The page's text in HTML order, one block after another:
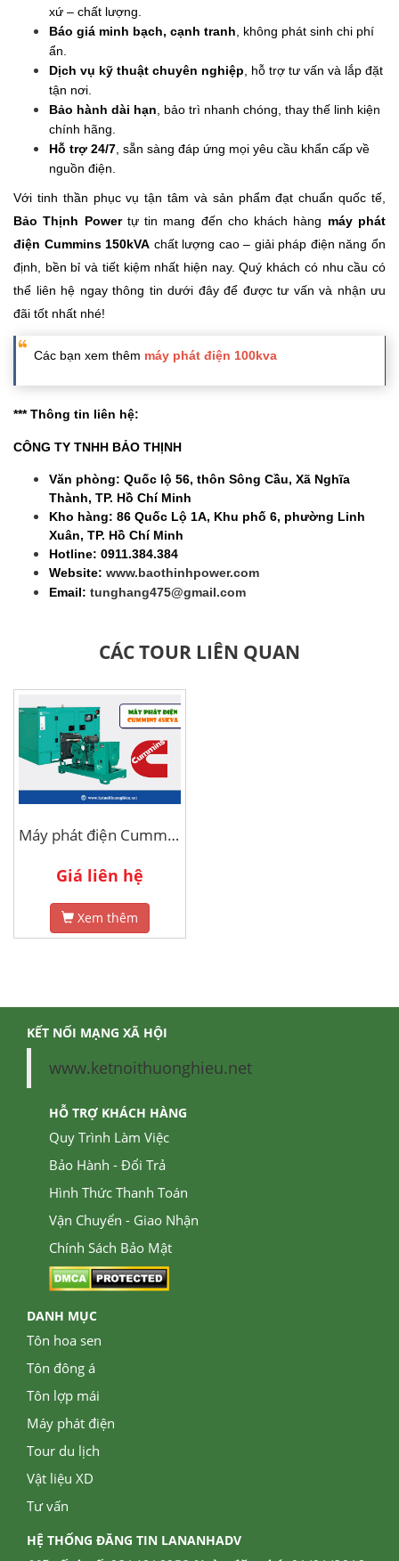
xứ – chất lượng.
Báo giá minh bạch, cạnh tranh , không phát sinh chi phí
ẩn.
Dịch vụ kỹ thuật chuyên nghiệp , hỗ trợ tư vấn và lắp đặt
tận nơi.
Bảo hành dài hạn , bảo trì nhanh chóng, thay thế linh kiện
chính hãng.
Hỗ trợ 24/7 , sẵn sàng đáp ứng mọi yêu cầu khẩn cấp về
nguồn điện.
Với tinh thần phục vụ tận tâm và sản phẩm đạt chuẩn quốc tế,
Bảo Thịnh Powertự tin mang đến cho khách hàng máy phát
điện Cummins 150kVA chất lượng cao – giải pháp điện năng ổn
định, bền bỉ và tiết kiệm nhất hiện nay. Quý khách có nhu cầu có
thể liên hệ ngay thông tin dưới đây để được tư vấn và nhận ưu
đãi tốt nhất nhé!
Các bạn xem thêm máy phát điện 100kva
*** Thông tin liên hệ:
CÔNG TY TNHH BẢO THỊNH
Văn phòng: Quốc lộ 56, thôn Sông Cầu, Xã Nghĩa
Thành, TP. Hồ Chí Minh
Kho hàng: 86 Quốc Lộ 1A, Khu phố 6, phường Linh
Xuân, TP. Hồ Chí Minh
Hotline: 0911.384.384
Website: www.baothinhpower.com
Email: tunghang475@gmail.com
CÁC TOUR LIÊN QUAN
Máy phát điện Cummins 45kva
Giá liên hệ
Xem thêm
KẾT NỐI MẠNG XÃ HỘI
www.ketnoithuonghieu.net
HỖ TRỢ KHÁCH HÀNG
Quy Trình Làm Việc
Bảo Hành - Đổi Trả
Hình Thức Thanh Toán
Vận Chuyển - Giao Nhận
Chính Sách Bảo Mật
DANH MỤC
Tôn hoa sen
Tôn đông á
Tôn lợp mái
Máy phát điện
Tour du lịch
Vật liệu XD
Tư vấn
HỆ THỐNG ĐĂNG TIN LANANHADV